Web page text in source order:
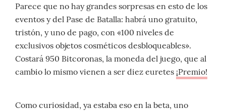
Parece que no hay grandes sorpresas en esto de los
eventos y del Pase de Batalla: habrá uno gratuito,
tristón, y uno de pago, con «100 niveles de
exclusivos objetos cosméticos desbloqueables».
Costará 950 Bitcoronas, la moneda del juego, que al
cambio lo mismo vienen a ser diez euretes ¡Premio!
Como curiosidad, ya estaba eso en la beta, uno